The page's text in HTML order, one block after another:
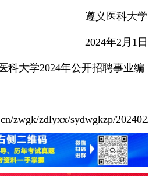
遵义医科大学
2024年2月1日
大学2024年公开招聘事业编
zwgk/zdlyxx/sydwgkzp/202402/